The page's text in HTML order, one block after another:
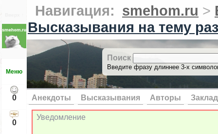
Меню
0
0
Навигация: smehom.ru >
Высказывания на тему
Поиск
Введите фразу длиннее 3-х
Анекдоты Высказывания Авторы
Уведомление